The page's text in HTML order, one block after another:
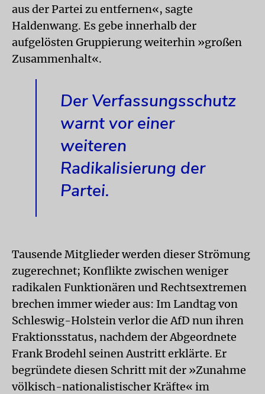
aus der Partei zu entfernen«, sagte
Haldenwang. Es gebe innerhalb der
aufgelösten Gruppierung weiterhin »großen
Zusammenhalt«.
Der Verfassungsschutz
warnt vor einer
weiteren
Radikalisierung der
Partei.
Tausende Mitglieder werden dieser Strömung
zugerechnet; Konflikte zwischen weniger
radikalen Funktionären und Rechtsextremen
brechen immer wieder aus: Im Landtag von
Schleswig-Holstein verlor die AfD nun ihren
Fraktionsstatus, nachdem der Abgeordnete
Frank Brodehl seinen Austritt erklärte. Er
begründete diesen Schritt mit der »Zunahme
völkisch-nationalistischer Kräfte« im